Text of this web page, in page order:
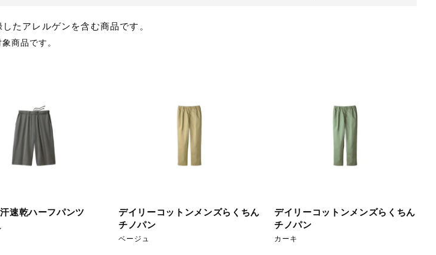
えび
さば
バナナ
やまいも
必ず商品パッケージの表示をご確認ください。
たアレルゲンを含む商品です。
商品です。
速乾ハーフパンツ
デイリーコットンメンズらくちん
チノパン
ベージュ
デイリーコットンメンズらくちん
チノパン
カーキ